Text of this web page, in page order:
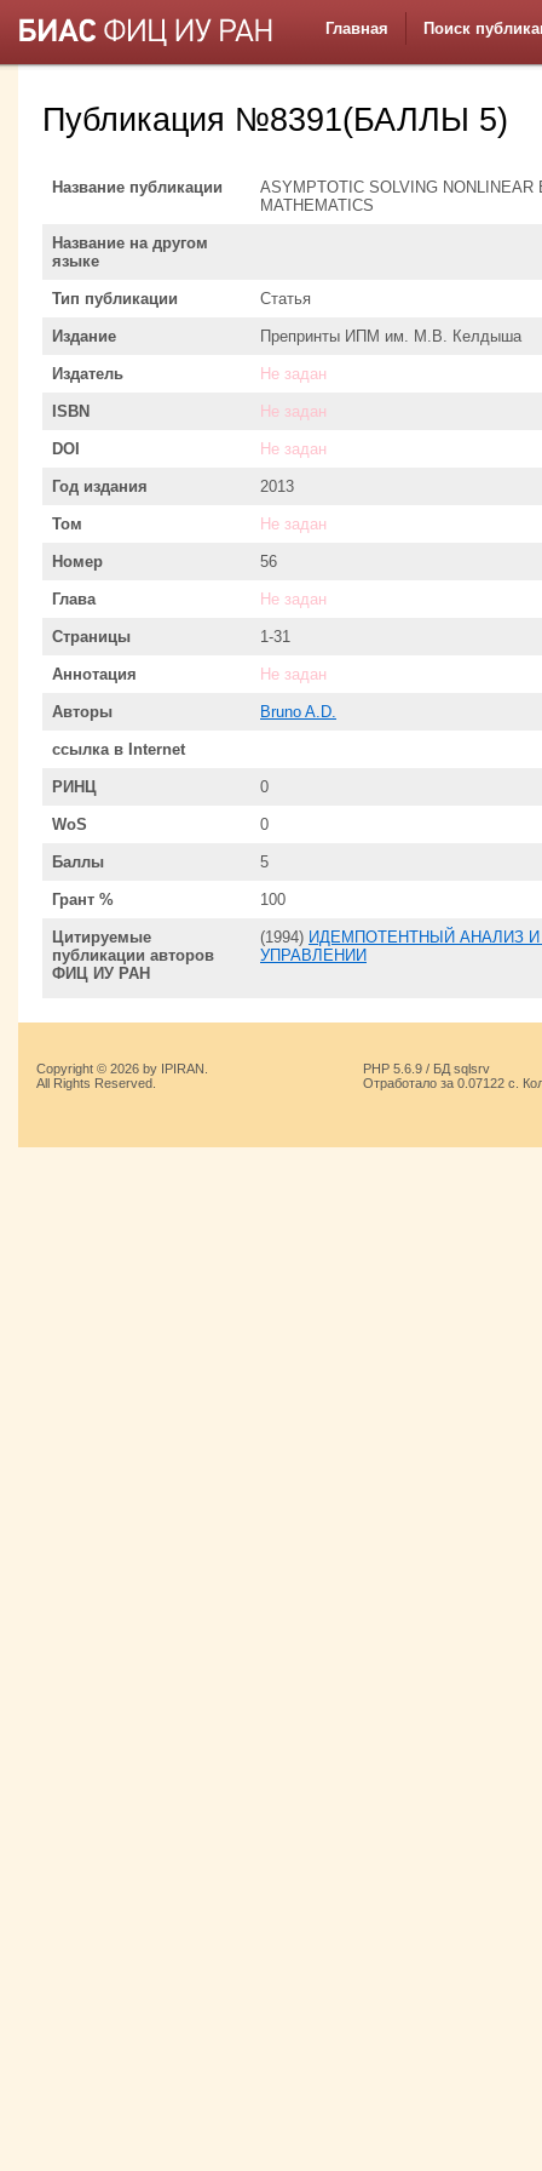
Главная Поиск
Публикация №8391(БАЛЛЫ 5)
Название публикации
ASYMPTOTIC SOLVING NONLINEAR
MATHEMATICS
Название на другом
языке
Тип публикации Статья
Издание Препринты ИПМ им. М.В. Келдыша
Издатель Не задан
ISBN Не задан
DOI Не задан
Год издания 2013
Том Не задан
Номер 56
Глава Не задан
Страницы 1-31
Аннотация Не задан
Авторы Bruno A.D.
ссылка в Internet
РИНЦ 0
WoS 0
Баллы 5
Грант % 100
Цитируемые
публикации авторов
ФИЦ ИУ РАН
(1994) ИДЕМПОТЕНТНЫЙ АНАЛИЗ
УПРАВЛЕНИИ
Copyright © 2026 by IPIRAN.
All Rights Reserved.
PHP 5.6.9 / БД sqlsrv
Отработало за 0.07122 с.